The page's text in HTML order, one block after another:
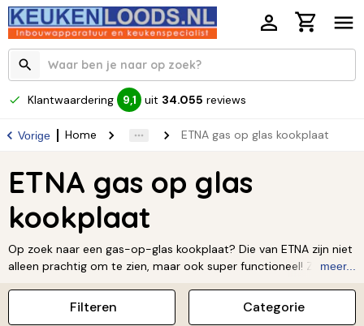
Klantwaardering 9,1 uit 34.055 reviews
Vorige Home ETNA gas op glas kookplaat
ETNA gas op glas
kookplaat
Op zoek naar een gas-op-glas kookplaat? Die van ETNA zijn niet
alleen prachtig om te zien, maar ook super functioneel! Ze zijn
pannendragers, dus je pannen staan lekker stabiel. En het
mooiste? Ze hebben een vriendelijke prijs en passen perfect in
meer...
Categorie
Filteren